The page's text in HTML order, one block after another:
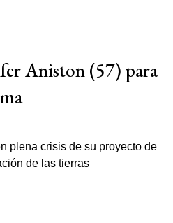
Aniston (57) para